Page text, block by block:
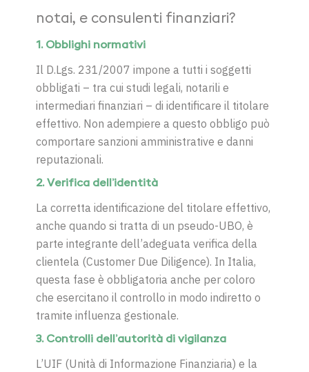
notai, e consulenti finanziari?
1. Obblighi normativi
Il D.Lgs. 231/2007 impone a tutti i soggetti
obbligati – tra cui studi legali, notarili e
intermediari finanziari – di identificare il titolare
effettivo. Non adempiere a questo obbligo può
comportare sanzioni amministrative e danni
reputazionali.
2. Verifica dell’identità
La corretta identificazione del titolare effettivo,
anche quando si tratta di un pseudo-UBO, è
parte integrante dell’adeguata verifica della
clientela (Customer Due Diligence). In Italia,
questa fase è obbligatoria anche per coloro
che esercitano il controllo in modo indiretto o
tramite influenza gestionale.
3. Controlli dell’autorità di vigilanza
L’UIF (Unità di Informazione Finanziaria) e la